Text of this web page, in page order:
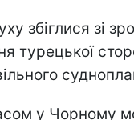
збіглися зі
турецької
у Чорному